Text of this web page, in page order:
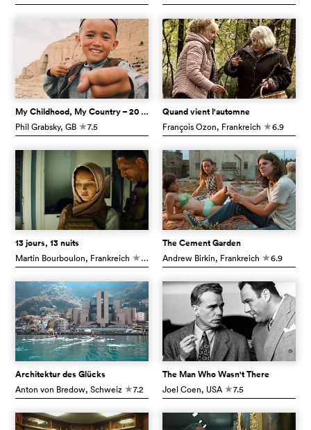
My Childhood, My Country – 20 Years in Afghanistan
Phil Grabsky, GB c7.5
Quand vient l'automne
François Ozon, Frankreich c6.9
13 jours, 13 nuits
Martin Bourboulon, Frankreich c6.7
The Cement Garden
Andrew Birkin, Frankreich c6.9
Architektur des Glücks
Anton von Bredow, Schweiz c7.2
The Man Who Wasn't There
Joel Coen, USA c7.5